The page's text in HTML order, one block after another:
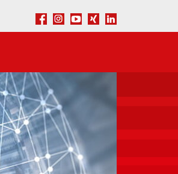
Facebook
Instagram
Youtube
Xing LinkedIn